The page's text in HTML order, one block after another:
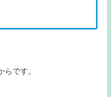
らです。